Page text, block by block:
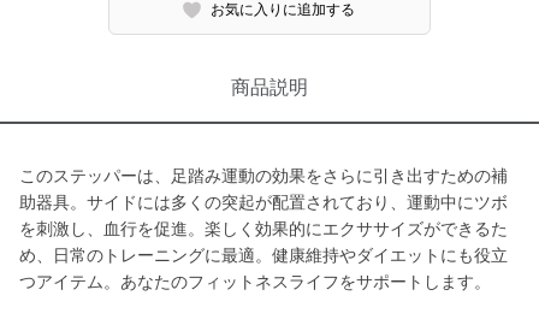
お気に入りに追加する
商品説明
このステッパーは、足踏み運動の効果をさらに引き出すための補
助器具。サイドには多くの突起が配置されており、運動中にツボ
を刺激し、血行を促進。楽しく効果的にエクササイズができるた
め、日常のトレーニングに最適。健康維持やダイエットにも役立
つアイテム。あなたのフィットネスライフをサポートします。